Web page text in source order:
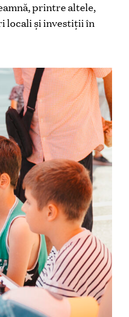
printre altele,
locali și investiții în